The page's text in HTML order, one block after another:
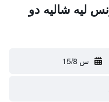
ليه شاليه دو
س 15/8